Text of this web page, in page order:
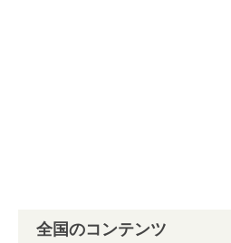
全国のコンテンツ